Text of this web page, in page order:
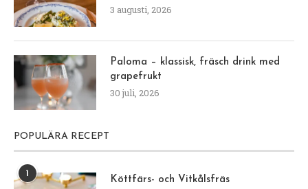
3 augusti, 2026
Paloma – klassisk, fräsch drink med
grapefrukt
30 juli, 2026
POPULÄRA RECEPT
1
Köttfärs- och Vitkålsfräs